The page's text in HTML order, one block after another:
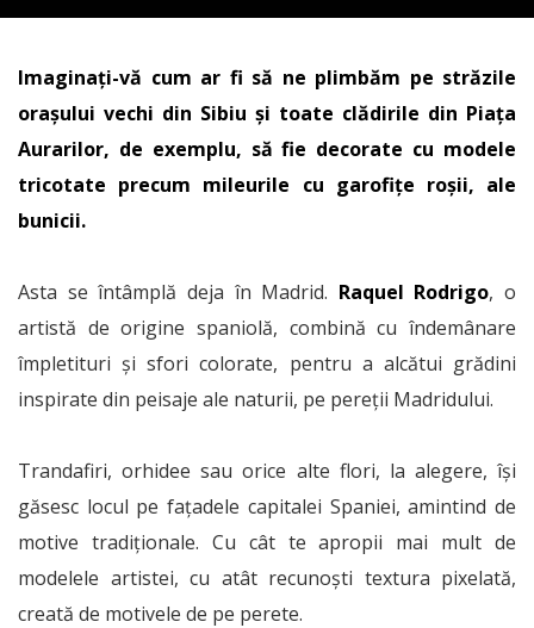
Imaginați-vă cum ar fi să ne plimbăm pe străzile
orașului vechi din Sibiu și toate clădirile din Piața
Aurarilor, de exemplu, să fie decorate cu modele
tricotate precum mileurile cu garofițe roșii, ale
bunicii.
Asta se întâmplă deja în Madrid. Raquel Rodrigo, o
artistă de origine spaniolă, combină cu îndemânare
împletituri și sfori colorate, pentru a alcătui grădini
inspirate din peisaje ale naturii, pe pereții Madridului.
Trandafiri, orhidee sau orice alte flori, la alegere, își
găsesc locul pe fațadele capitalei Spaniei, amintind de
motive tradiționale. Cu cât te apropii mai mult de
modelele artistei, cu atât recunoști textura pixelată,
creată de motivele de pe perete.